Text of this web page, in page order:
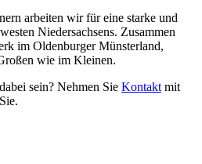
arbeiten wir für eine starke und
Niedersachsens. Zusammen
im Oldenburger Münsterland,
wie im Kleinen.
sein? Nehmen Sie Kontakt mit